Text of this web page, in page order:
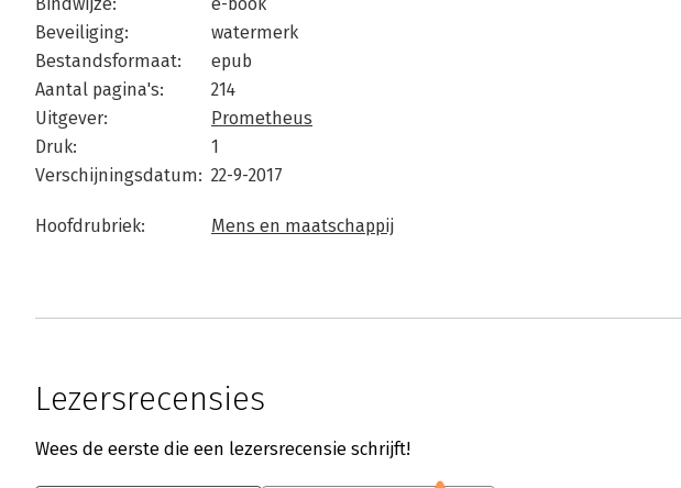
Beveiliging:
watermerk
Bestandsformaat:
epub
Aantal pagina's:
214
Uitgever:
Prometheus
Druk:
1
Verschijningsdatum: 22-9-2017
Hoofdrubriek: Mens en maatschappij
Lezersrecensies
Wees de eerste die een lezersrecensie schrijft!